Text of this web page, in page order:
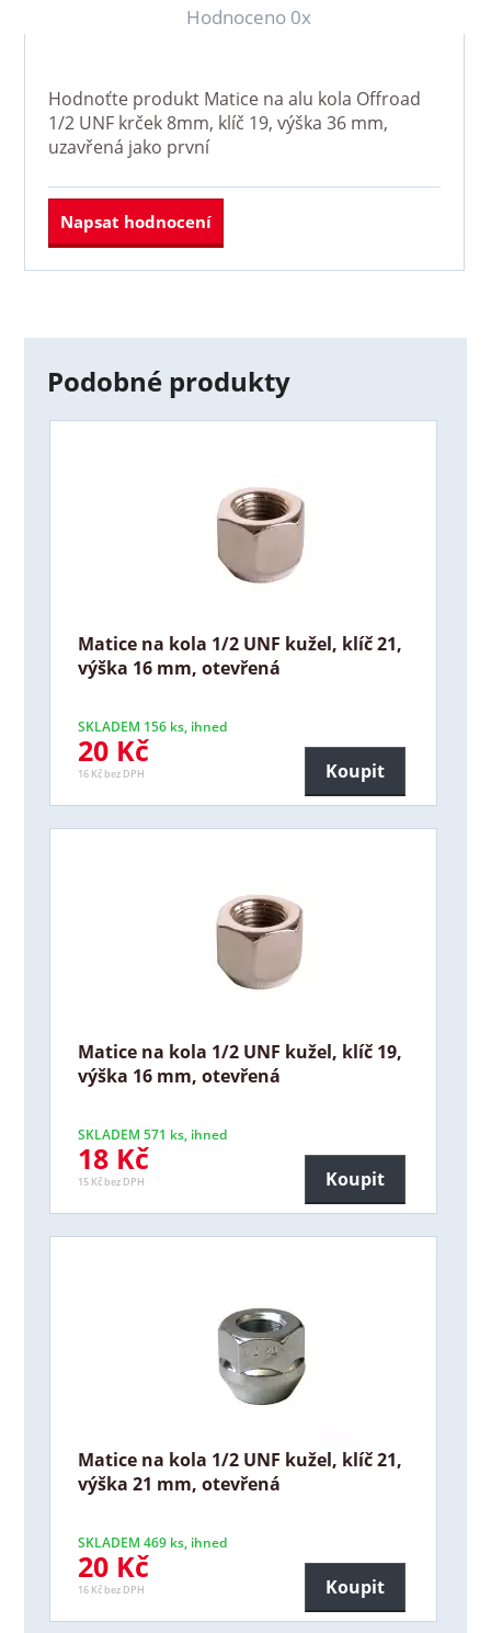
Hodnoceno 0x
Hodnoťte produkt Matice na alu kola Offroad
1/2 UNF krček 8mm, klíč 19, výška 36 mm,
uzavřená jako první
Napsat hodnocení
Podobné produkty
Matice na kola 1/2 UNF kužel, klíč 21,
výška 16 mm, otevřená
SKLADEM 156 ks, ihned
20 Kč
16 Kč bez DPH Koupit
Matice na kola 1/2 UNF kužel, klíč 19,
výška 16 mm, otevřená
SKLADEM 571 ks, ihned
18 Kč
15 Kč bez DPH Koupit
Matice na kola 1/2 UNF kužel, klíč 21,
výška 21 mm, otevřená
SKLADEM 469 ks, ihned
20 Kč
16 Kč bez DPH Koupit